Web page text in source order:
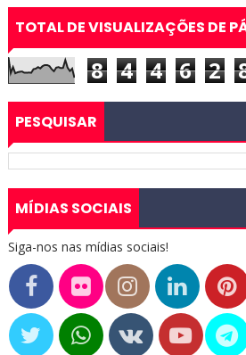
TOTAL DE VISUALIZAÇÕES DE
8 4 4 6 2
PESQUISAR
MÍDIAS SOCIAIS
Siga-nos nas mídias sociais!